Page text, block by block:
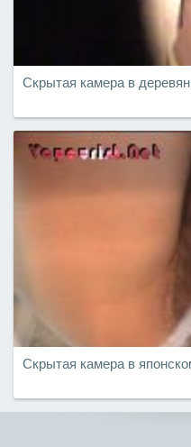
Скрытая камера в
Скрытая камера в